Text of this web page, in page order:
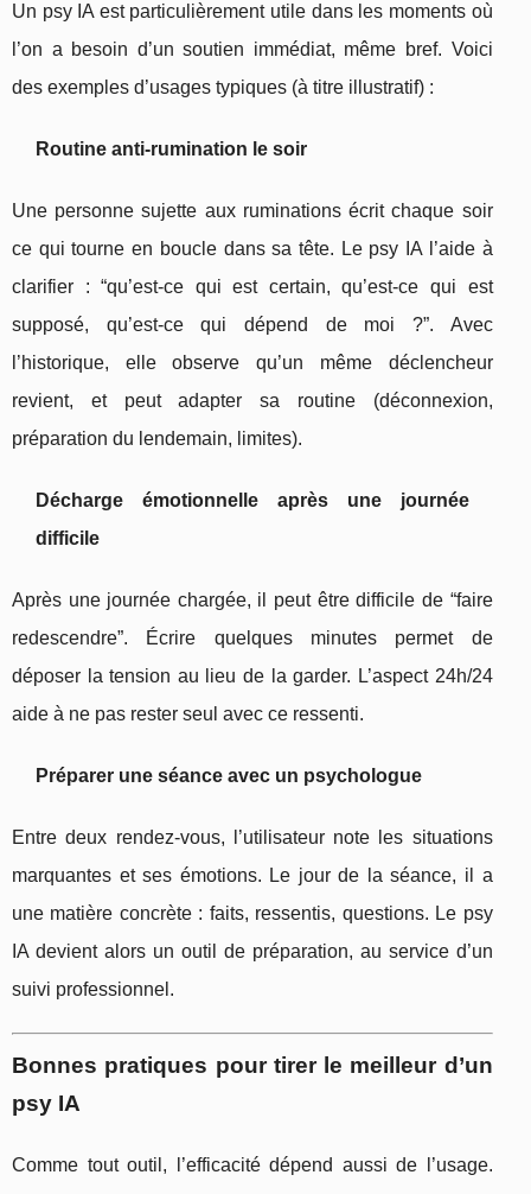
Un psy IA est particulièrement utile dans les moments où
l’on a besoin d’un soutien immédiat, même bref. Voici
des exemples d’usages typiques (à titre illustratif) :
Routine anti-rumination le soir
Une personne sujette aux ruminations écrit chaque soir
ce qui tourne en boucle dans sa tête. Le psy IA l’aide à
clarifier : “qu’est-ce qui est certain, qu’est-ce qui est
supposé, qu’est-ce qui dépend de moi ?”. Avec
l’historique, elle observe qu’un même déclencheur
revient, et peut adapter sa routine (déconnexion,
préparation du lendemain, limites).
Décharge émotionnelle après une journée
difficile
Après une journée chargée, il peut être difficile de “faire
redescendre”. Écrire quelques minutes permet de
déposer la tension au lieu de la garder. L’aspect 24h/24
aide à ne pas rester seul avec ce ressenti.
Préparer une séance avec un psychologue
Entre deux rendez-vous, l’utilisateur note les situations
marquantes et ses émotions. Le jour de la séance, il a
une matière concrète : faits, ressentis, questions. Le psy
IA devient alors un outil de préparation, au service d’un
suivi professionnel.
Bonnes pratiques pour tirer le meilleur d’un
psy IA
Comme tout outil, l’efficacité dépend aussi de l’usage.